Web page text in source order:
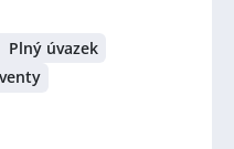
Plný úvazek